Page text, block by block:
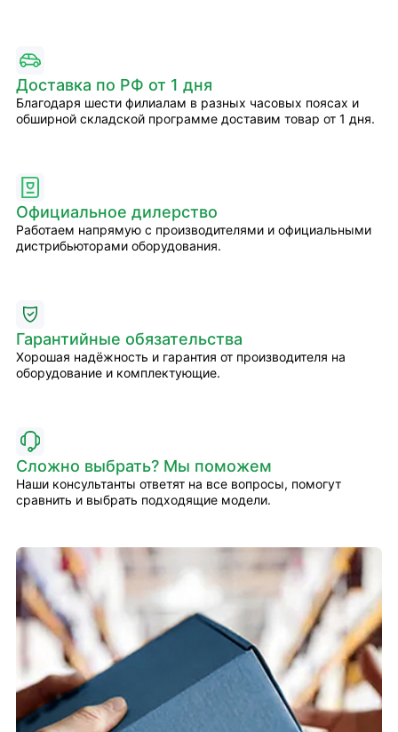
Доставка по РФ от 1 дня
Благодаря шести филиалам в разных часовых поясах и
обширной складской программе доставим товар от 1 дня.
Официальное дилерство
Работаем напрямую с производителями и официальными
дистрибьюторами оборудования.
Гарантийные обязательства
Хорошая надёжность и гарантия от производителя на
оборудование и комплектующие.
Сложно выбрать? Мы поможем
Наши консультанты ответят на все вопросы, помогут
сравнить и выбрать подходящие модели.